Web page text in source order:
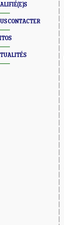
CONTACTER